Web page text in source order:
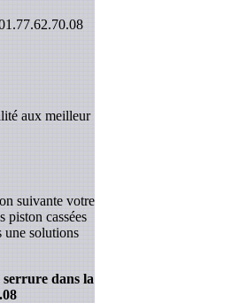
aux meilleur
suivante votre
piston cassées
une solutions
dans la